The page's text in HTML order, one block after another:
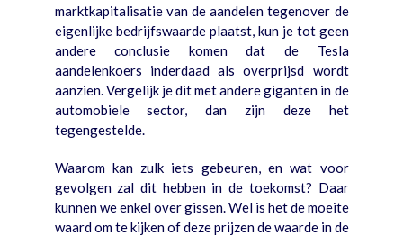
marktkapitalisatie van de aandelen tegenover de
eigenlijke bedrijfswaarde plaatst, kun je tot geen
andere conclusie komen dat de Tesla
aandelenkoers inderdaad als overprijsd wordt
aanzien. Vergelijk je dit met andere giganten in de
automobiele sector, dan zijn deze het
tegengestelde.
Waarom kan zulk iets gebeuren, en wat voor
gevolgen zal dit hebben in de toekomst? Daar
kunnen we enkel over gissen. Wel is het de moeite
waard om te kijken of deze prijzen de waarde in de